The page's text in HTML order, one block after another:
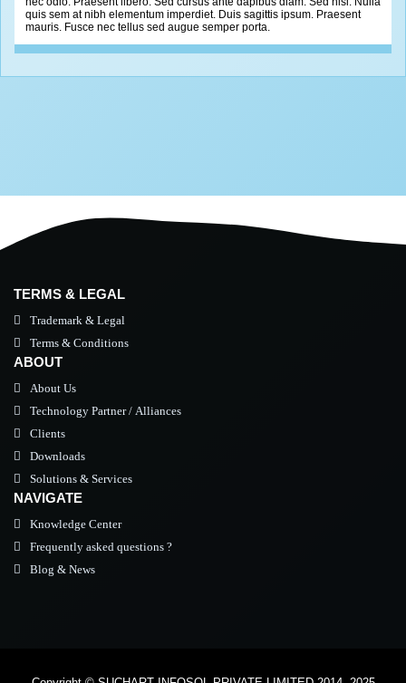
quis sem at nibh elementum imperdiet. Duis sagittis ipsum. Praesent
mauris. Fusce nec tellus sed augue semper porta.
TERMS & LEGAL
Trademark & Legal
Terms & Conditions
ABOUT
About Us
Technology Partner / Alliances
Clients
Downloads
Solutions & Services
NAVIGATE
Knowledge Center
Frequently asked questions ?
Blog & News